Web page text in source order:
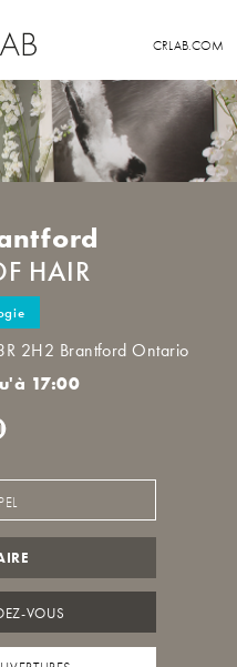
CRLAB.COM
HAIR
2H2 Brantford Ontario
17:00
VOUS